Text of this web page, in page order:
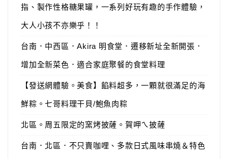
指、製作性格糖果罐，一系列好玩有趣的手作體驗，
大人小孩不亦樂乎！！
台南．中西區．Akira 明食堂．遷移新址全新開張．
增加全新菜色．適合家庭聚餐的食堂料理
【發送網體驗。美食】餡料超多，一顆就很滿足的海
鮮粽。七哥料理干貝/鮑魚肉粽
北區。周五限定的窯烤披薩。賀呷ㄟ披薩
台南．北區．不只賣咖哩、多款日式風味串燒＆特色